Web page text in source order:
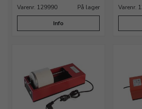
Varenr. 129990 På lager
Info
Varenr.